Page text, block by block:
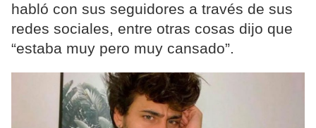
habló con sus seguidores a través de sus
redes sociales, entre otras cosas dijo que
“estaba muy pero muy cansado”.